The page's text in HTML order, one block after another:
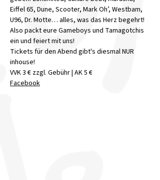
Eiffel 65, Dune, Scooter, Mark Oh’, Westbam,
U96, Dr. Motte… alles, was das Herz begehrt!
Also packt eure Gameboys und Tamagotchis
ein und feiert mit uns!
Tickets für den Abend gibt's diesmal NUR
inhouse!
VVK 3 € zzgl. Gebühr | AK 5 €
Facebook